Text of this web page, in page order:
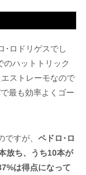
･ロドリゲスでし
のハットトリック
ストレーモなので
最も効率よくゴー
すが、 ペドロ･ロ
放ち、うち10本が
は得点になって